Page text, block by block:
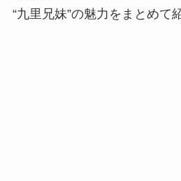
“九里兄妹”の魅力をまとめて